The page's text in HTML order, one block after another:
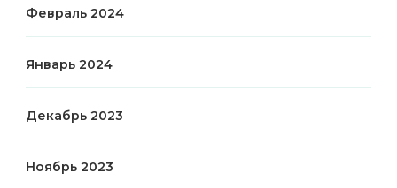
Февраль 2024
Январь 2024
Декабрь 2023
Ноябрь 2023